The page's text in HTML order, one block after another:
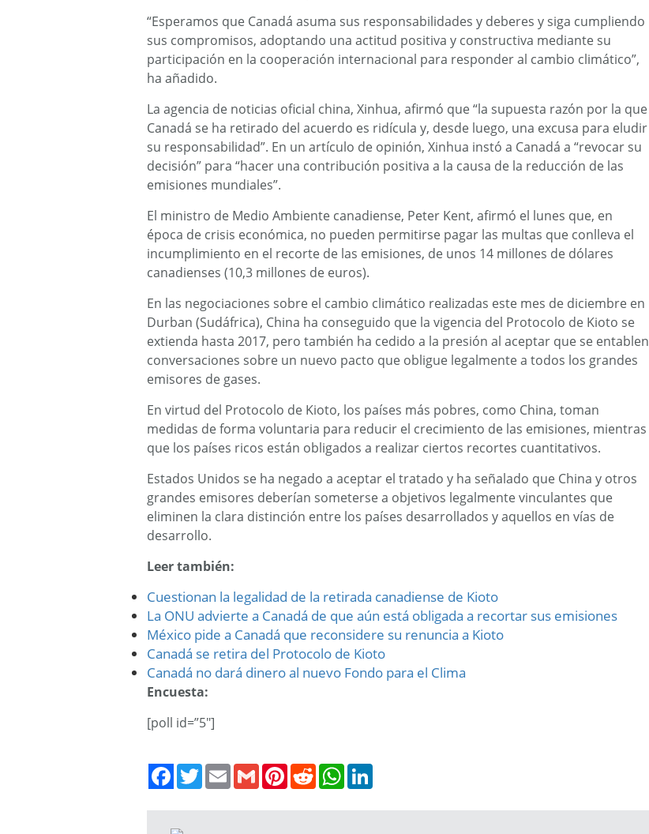
“Esperamos que Canadá asuma sus responsabilidades y deberes y siga cumpliendo
sus compromisos, adoptando una actitud positiva y constructiva mediante su
participación en la cooperación internacional para responder al cambio climático”,
ha añadido.
La agencia de noticias oficial china, Xinhua, afirmó que “la supuesta razón por la que
Canadá se ha retirado del acuerdo es ridícula y, desde luego, una excusa para eludir
su responsabilidad”. En un artículo de opinión, Xinhua instó a Canadá a “revocar su
decisión” para “hacer una contribución positiva a la causa de la reducción de las
emisiones mundiales”.
El ministro de Medio Ambiente canadiense, Peter Kent, afirmó el lunes que, en
época de crisis económica, no pueden permitirse pagar las multas que conlleva el
incumplimiento en el recorte de las emisiones, de unos 14 millones de dólares
canadienses (10,3 millones de euros).
En las negociaciones sobre el cambio climático realizadas este mes de diciembre en
Durban (Sudáfrica), China ha conseguido que la vigencia del Protocolo de Kioto se
extienda hasta 2017, pero también ha cedido a la presión al aceptar que se entablen
conversaciones sobre un nuevo pacto que obligue legalmente a todos los grandes
emisores de gases.
En virtud del Protocolo de Kioto, los países más pobres, como China, toman
medidas de forma voluntaria para reducir el crecimiento de las emisiones, mientras
que los países ricos están obligados a realizar ciertos recortes cuantitativos.
Estados Unidos se ha negado a aceptar el tratado y ha señalado que China y otros
grandes emisores deberían someterse a objetivos legalmente vinculantes que
eliminen la clara distinción entre los países desarrollados y aquellos en vías de
desarrollo.
Leer también:
Cuestionan la legalidad de la retirada canadiense de Kioto
La ONU advierte a Canadá de que aún está obligada a recortar sus emisiones
México pide a Canadá que reconsidere su renuncia a Kioto
Canadá se retira del Protocolo de Kioto
Canadá no dará dinero al nuevo Fondo para el Clima
Encuesta:
[poll id=”5″]
TwitterEmail Gmail PinterestRedditWhatsApp